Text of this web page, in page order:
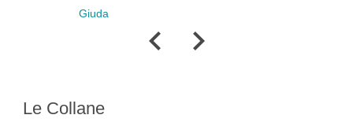
Le Collane